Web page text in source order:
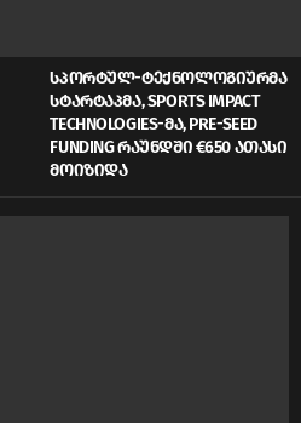
ᲡᲞᲝᲠᲢᲣᲚ-ᲢᲔᲥᲜᲝᲚᲝᲒᲘᲣᲠᲛᲐ
ᲡᲢᲐᲠᲢᲐᲞᲛᲐ, SPORTS IMPACT
TECHNOLOGIES-ᲛᲐ, PRE-SEED
FUNDING ᲠᲐᲣᲜᲓᲨᲘ €650 ᲐᲗᲐᲡᲘ
ᲛᲝᲘᲖᲘᲓᲐ